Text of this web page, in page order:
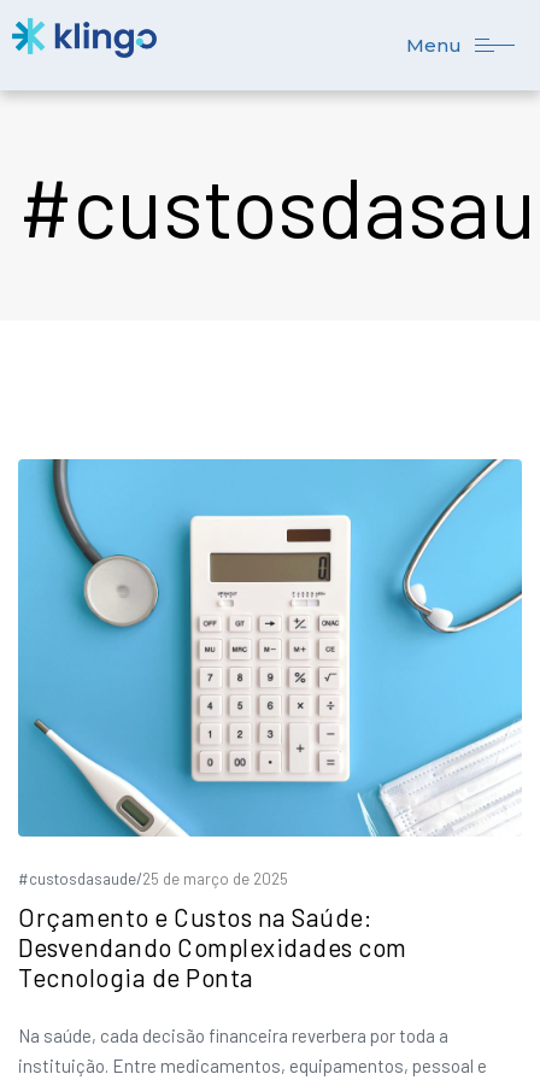
Menu
#custosdasaude/25 de março de 2025
Orçamento e Custos na Saúde:
Desvendando Complexidades com
Tecnologia de Ponta
Na saúde, cada decisão financeira reverbera por toda a
instituição. Entre medicamentos, equipamentos, pessoal e